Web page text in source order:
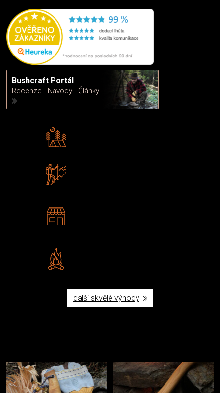
Bushcraft Portál
Recenze - Návody - Články
další skvělé výhody